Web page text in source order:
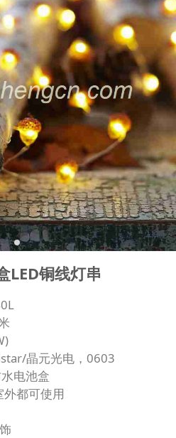
LED铜线灯串
晶元光电，0603
电池盒
都可使用